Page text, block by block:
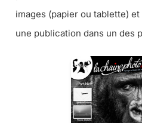
images (papier ou tablette)
une publication dans un des